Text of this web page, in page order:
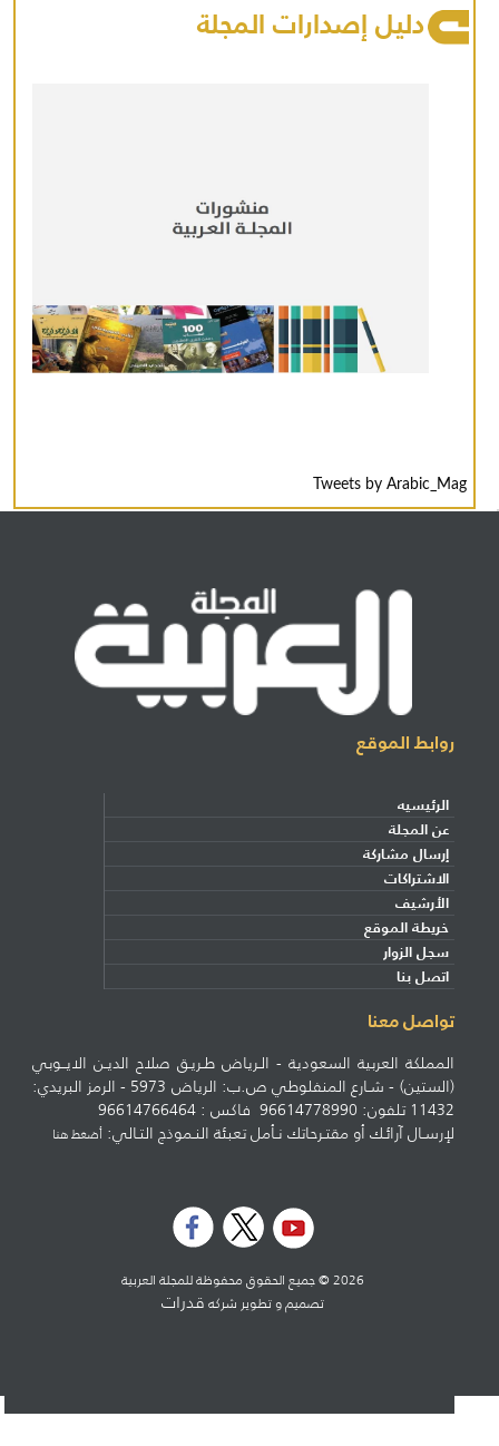
دليل إصدارات المجلة
Tweets by Arabic_Mag
روابط الموقع
الرئيسيه
عن المجلة
إرسال مشاركة
الاشتراكات
الأرشيف
خريطة الموقع
سجل الزوار
اتصل بنا
تواصل معنا
المملكة العربية السعودية - الـرياض طـريـق صلاح الديـن الايــوبي
(الستين) - شـارع المنفلوطي ص.ب: الرياض 5973 - الرمز البريدي:
11432 تلفون: 96614778990 فاكس : 96614766464
لإرسـال آرائـك أو مقتـرحاتك نـأمل تعبئة النـموذج التـالي:أضغط هنا
2026 © جميع الحقوق محفوظة للمجلة العربية
تصميم و تطوير شركهقدرات